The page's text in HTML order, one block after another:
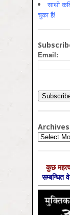
साथी
चुका है!
Email:
Archives
Archives
कुछ
सम्‍बन्धित